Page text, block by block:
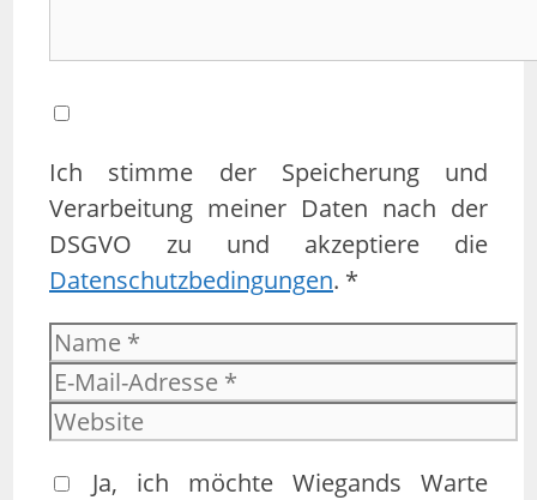
Ich stimme der Speicherung und
Verarbeitung meiner Daten nach der
DSGVO zu und akzeptiere die
Datenschutzbedingungen. *
Name
E-
Mail-
Adresse
Website
Ja, ich möchte Wiegands Warte